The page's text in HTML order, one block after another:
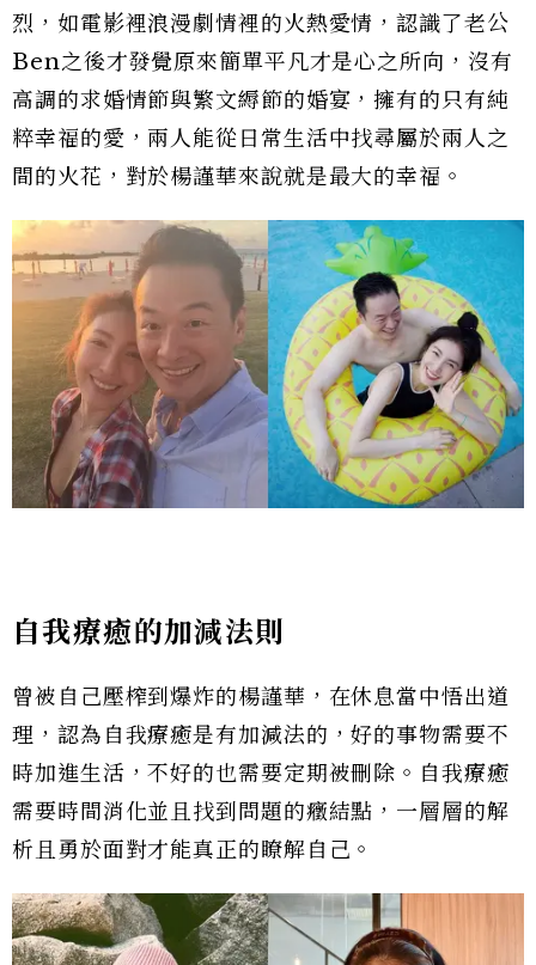
烈，如電影裡浪漫劇情裡的火熱愛情，認識了老公
Ben之後才發覺原來簡單平凡才是心之所向，沒有
高調的求婚情節與繁文縟節的婚宴，擁有的只有純
粹幸福的愛，兩人能從日常生活中找尋屬於兩人之
間的火花，對於楊謹華來說就是最大的幸福。
自我療癒的加減法則
曾被自己壓榨到爆炸的楊謹華，在休息當中悟出道
理，認為自我療癒是有加減法的，好的事物需要不
時加進生活，不好的也需要定期被刪除。自我療癒
需要時間消化並且找到問題的癥結點，一層層的解
析且勇於面對才能真正的瞭解自己。